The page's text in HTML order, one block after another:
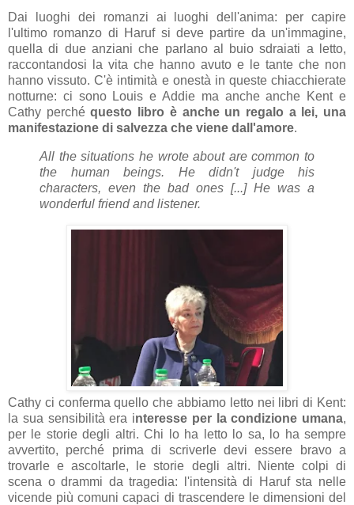
Dai luoghi dei romanzi ai luoghi dell'anima: per capire
l'ultimo romanzo di Haruf si deve partire da un'immagine,
quella di due anziani che parlano al buio sdraiati a letto,
raccontandosi la vita che hanno avuto e le tante che non
hanno vissuto. C'è intimità e onestà in queste chiacchierate
notturne: ci sono Louis e Addie ma anche anche Kent e
Cathy perchéquesto libro è anche un regalo a lei, una
manifestazione di salvezza che viene dall'amore.
All the situations he wrote about are common to
the human beings. He didn't judge his
characters, even the bad ones [...] He was a
wonderful friend and listener.
Cathy ci conferma quello che abbiamo letto nei libri di Kent:
la sua sensibilità era interesse per la condizione umana,
per le storie degli altri. Chi lo ha letto lo sa, lo ha sempre
avvertito, perché prima di scriverle devi essere bravo a
trovarle e ascoltarle, le storie degli altri. Niente colpi di
scena o drammi da tragedia: l'intensità di Haruf sta nelle
vicende più comuni capaci di trascendere le dimensioni del